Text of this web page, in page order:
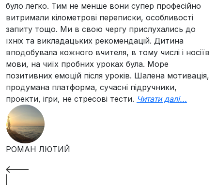
було легко. Тим не менше вони супер професійно
витримали кілометрові переписки, особливості
запиту тощо. Ми в свою чергу прислухались до
їхніх та викладацьких рекомендацій. Дитина
вподобувала кожного вчителя, в тому числі і носіїв
мови, на чиїх пробних уроках була. Море
позитивних емоцій після уроків. Шалена мотивація,
продумана платформа, сучасні підручники,
проекти, ігри, не стресові тести. Читати далі...
РОМАН ЛЮТИЙ